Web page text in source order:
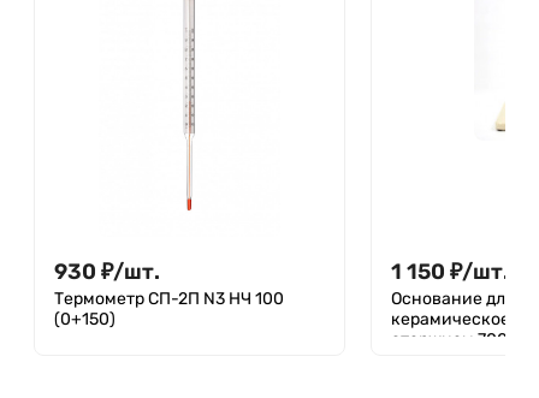
930 ₽/шт.
Термометр СП-2П N3 НЧ 100
(0+150)
1 150 ₽/шт.
Основание для
керамическое
стержнем